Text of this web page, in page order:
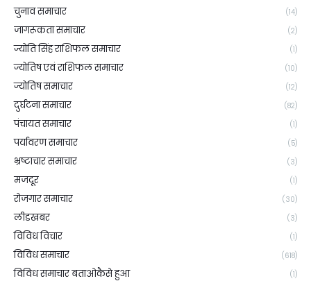
चुनाव समाचार (14)
जागरूकता समाचार (2)
ज्योति सिंह राशिफल समाचार (1)
ज्योतिष एवं राशिफल समाचार (10)
ज्योतिष समाचार (12)
दुर्घटना समाचार (82)
पंचायत समाचार (1)
पर्यावरण समाचार (5)
भ्रष्टाचार समाचार (3)
मजदूर (1)
रोजगार समाचार (30)
लीडखबर (3)
विविध विचार (1)
विविध समाचार (618)
विविध समाचार बताओकैसे हुआ (1)